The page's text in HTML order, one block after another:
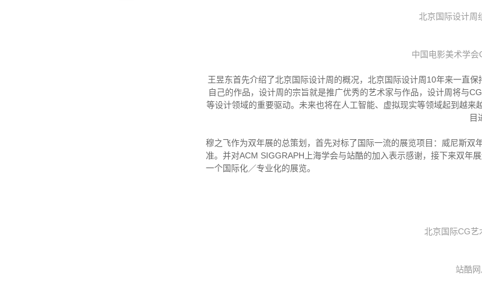
北京国际设计周
中国电影美术学
王昱东首先介绍了北京国际设计周的概况，北京国际设计周10年来一直
自己的作品，设计周的宗旨就是推广优秀的艺术家与作品，设计周将与
等设计领域的重要驱动。未来也将在人工智能、虚拟现实等领域起到越
目
穆之飞作为双年展的总策划，首先对标了国际一流的展览项目：威尼斯
准。并对ACM SIGGRAPH上海学会与站酷的加入表示感谢，接下来双年
一个国际化／专业化的展览。
北京国际CG艺
站酷